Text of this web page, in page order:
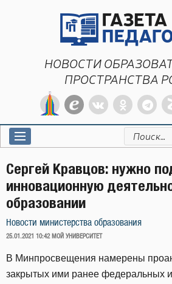
НОВОСТИ
ПРОСТРАНСТВА
Искать:
Сергей Кравцов: нужно
инновационную
образовании
Новости министерства образования
ОПУБЛИКОВАНО
25.01.2021 10:42 МОЙ УНИВЕРСИТЕТ
В Минпросвещения намерены
закрытых ими ранее федеральных